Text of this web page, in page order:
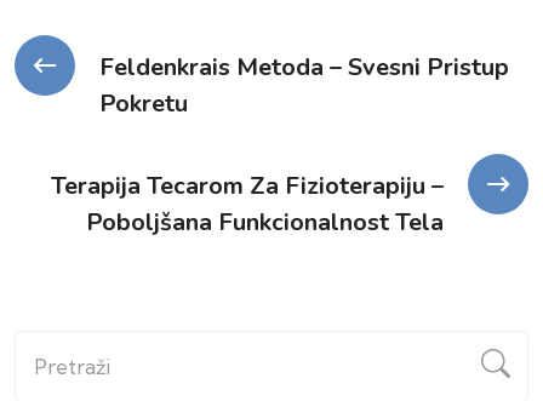
Kretanje
članka
Feldenkrais Metoda – Svesni Pristup
Pokretu
Terapija Tecarom Za Fizioterapiju –
Poboljšana Funkcionalnost Tela